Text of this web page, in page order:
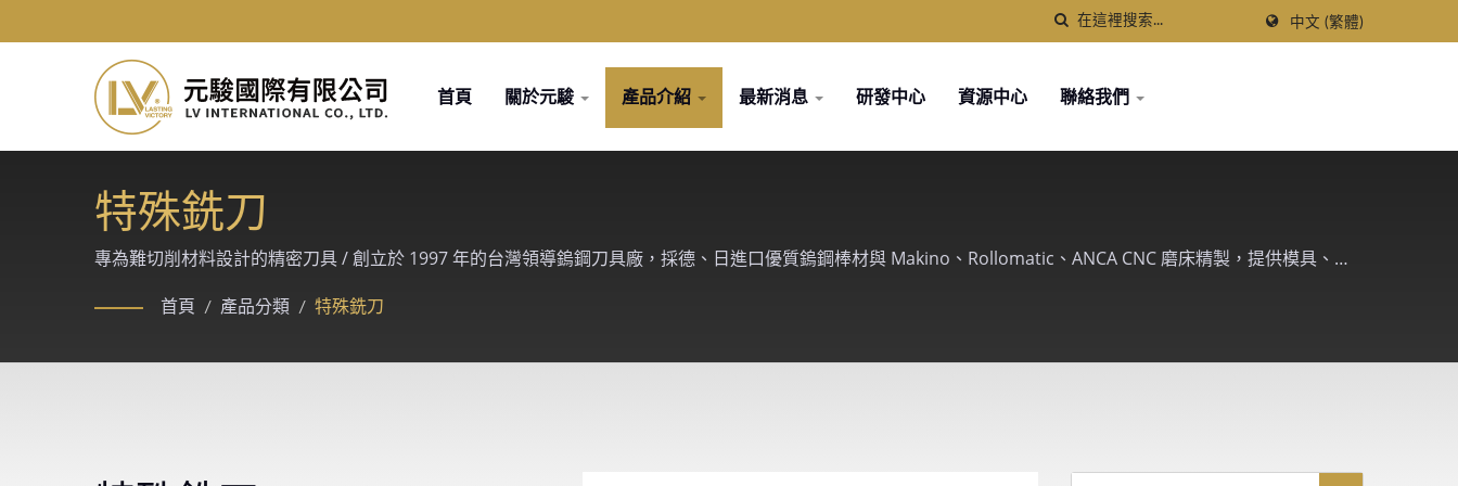
中文 (繁體)
首頁 關於元駿 產品介紹 最新消息 研發中心 資源中心 聯絡我們
特殊銑刀
專為難切削材料設計的精密刀具 / 創立於 1997 年的台灣領導鎢鋼刀具廠，採德、日進口優質鎢鋼棒材與 Makino、Rollomatic、ANCA CNC 磨床精製，提供模具、汽
首頁 / 產品分類 / 特殊銑刀